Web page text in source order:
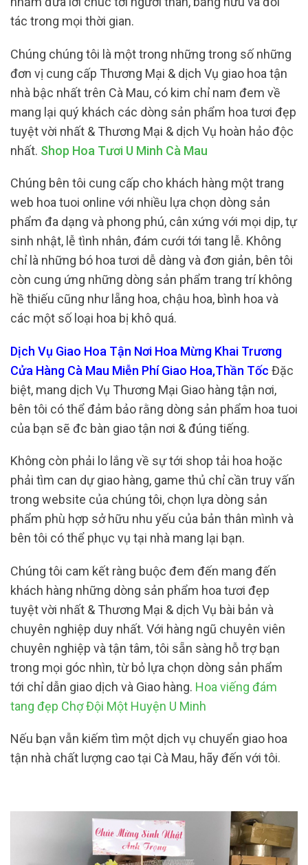
tác trong mọi thời gian.
Chúng chúng tôi là một trong những trong số những
đơn vị cung cấp Thương Mại & dịch Vụ giao hoa tận
nhà bậc nhất trên Cà Mau, có kim chỉ nam đem về
mang lại quý khách các dòng sản phẩm hoa tươi đẹp
tuyệt vời nhất & Thương Mại & dịch Vụ hoàn hảo độc
nhất. Shop Hoa Tươi U Minh Cà Mau
Chúng bên tôi cung cấp cho khách hàng một trang
web hoa tuoi online với nhiều lựa chọn dòng sản
phẩm đa dạng và phong phú, cân xứng với mọi dịp, tự
sinh nhật, lễ tình nhân, đám cưới tới tang lễ. Không
chỉ là những bó hoa tươi dễ dàng và đơn giản, bên tôi
còn cung ứng những dòng sản phẩm trang trí không
hề thiếu cũng như lẵng hoa, chậu hoa, bình hoa và
các một số loại hoa bị khô quá.
Dịch Vụ Giao Hoa Tận Nơi Hoa Mừng Khai Trương
Cửa Hàng Cà Mau Miễn Phí Giao Hoa,Thần Tốc Đặc
biệt, mang dịch Vụ Thương Mại Giao hàng tận nơi,
bên tôi có thể đảm bảo rằng dòng sản phẩm hoa tuoi
của bạn sẽ đc bàn giao tận nơi & đúng tiếng.
Không còn phải lo lắng về sự tới shop tải hoa hoặc
phải tìm can dự giao hàng, game thủ chỉ cần truy vấn
trong website của chúng tôi, chọn lựa dòng sản
phẩm phù hợp sở hữu nhu yếu của bản thân mình và
bên tôi có thể phục vụ tại nhà mang lại bạn.
Chúng tôi cam kết ràng buộc đem đến mang đến
khách hàng những dòng sản phẩm hoa tươi đẹp
tuyệt vời nhất & Thương Mại & dịch Vụ bài bản và
chuyên nghiệp duy nhất. Với hàng ngũ chuyên viên
chuyên nghiệp và tận tâm, tôi sẵn sàng hỗ trợ bạn
trong mọi góc nhìn, từ bỏ lựa chọn dòng sản phẩm
tới chỉ dẫn giao dịch và Giao hàng. Hoa viếng đám
tang đẹp Chợ Đội Một Huyện U Minh
Nếu bạn vẫn kiếm tìm một dịch vụ chuyển giao hoa
tận nhà chất lượng cao tại Cà Mau, hãy đến với tôi.